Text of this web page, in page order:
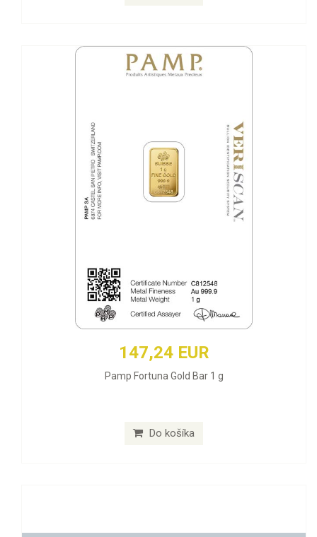
147,24 EUR
Pamp Fortuna Gold Bar 1 g
Do košíka